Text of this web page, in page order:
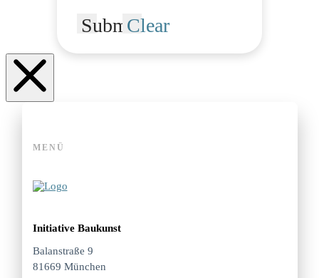
SubmitClear
MENÜ
Initiative Baukunst
Balanstraße 9
81669 München